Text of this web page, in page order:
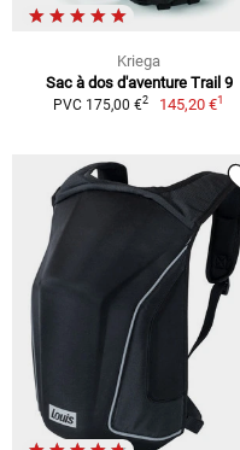
Kriega
Sac à dos d'aventure Trail 9
PVC 175,00 €2 145,20 €1